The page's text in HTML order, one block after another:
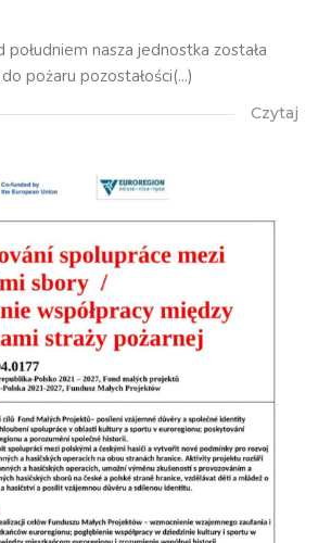
południem nasza jednostka została
pożaru pozostałości(...)
Czytaj